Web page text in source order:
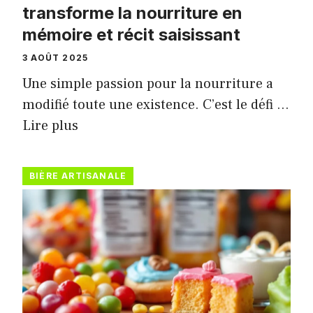
transforme la nourriture en
mémoire et récit saisissant
3 AOÛT 2025
Une simple passion pour la nourriture a
modifié toute une existence. C’est le défi …
Lire plus
BIÈRE ARTISANALE